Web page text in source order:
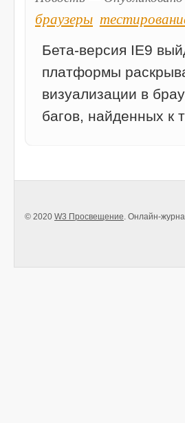
браузеры
Бета-версия IE9
платформы
визуализации в
багов, найденных к
© 2020 W3 Просвещение . Онлайн-